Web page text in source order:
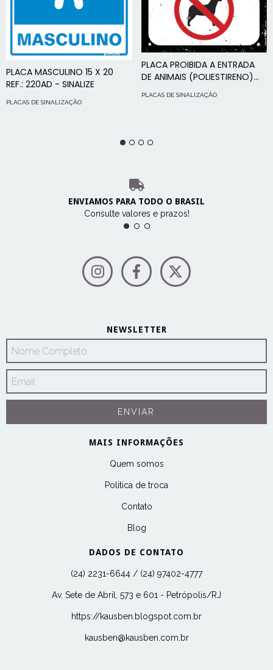
PLACA MASCULINO 15 X 20
REF.: 220AD - SINALIZE
PLACAS DE SINALIZAÇÃO
PLACA PROIBIDA A ENTRADA
DE ANIMAIS (POLIESTIRENO)
18X23 REF.: DEC46 - SINALIZE
PLACAS DE SINALIZAÇÃO
ENVIAMOS PARA TODO O BRASIL
Consulte valores e prazos!
NEWSLETTER
MAIS INFORMAÇÕES
Quem somos
Politica de troca
Contato
Blog
DADOS DE CONTATO
(24) 2231-6644 / (24) 97402-4777
Av. Sete de Abril, 573 e 601 - Petrópolis/RJ
https://kausben.blogspot.com.br
kausben@kausben.com.br